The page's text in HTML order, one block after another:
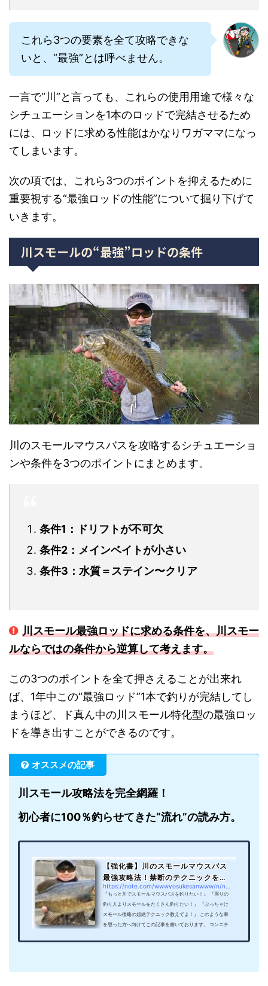
これら3つの要素を全て攻略できな
いと、“最強”とは呼べません。
一言で“川”と言っても、これらの使用用途で様々な
シチュエーションを1本のロッドで完結させるため
には、ロッドに求める性能はかなりワガママになっ
てしまいます。
次の項では、これら3つのポイントを抑えるために
重要視する“最強ロッドの性能”について掘り下げて
いきます。
川スモールの“最強”ロッドの条件
川のスモールマウスバスを攻略するシチュエーショ
ンや条件を3つのポイントにまとめます。
条件1：ドリフトが不可欠
条件2：メインベイトが小さい
条件3：水質＝ステイン〜クリア
川スモール最強ロッドに求める条件を、川スモー
ルならではの条件から逆算して考えます。
この3つのポイントを全て押さえることが出来れ
ば、1年中この“最強ロッド”1本で釣りが完結してし
まうほど、ド真ん中の川スモール特化型の最強ロッ
ドを導き出すことができるのです。
オススメの記事
川スモール攻略法を完全網羅！
初心者に100％釣らせてきた“流れ”の読み方。
【強化書】川のスモールマウスバス
最強攻略法！禁断のテクニックを公
開。｜YoU太郎...
https://note.com/wwwyosukesanwww/n/n96e4b7fa818b
『もっと川でスモールマウスバスを釣りたい！』 『周りの
釣り人よりスモールをたくさん釣りたい！』 『ぶっちゃけ
スモール後略の超絶テクニック教えてよ！』 このような事
を思った方へ向けてこの記事を書いております。 コンニチ